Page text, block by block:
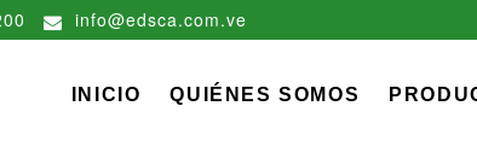
info@edsca.com.ve
EDS,
INICIO QUIÉNES SOMOS